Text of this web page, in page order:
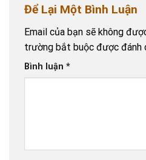
Để Lại Một Bình Luận
Email của bạn sẽ không
trường bắt buộc được đánh
Bình luận *